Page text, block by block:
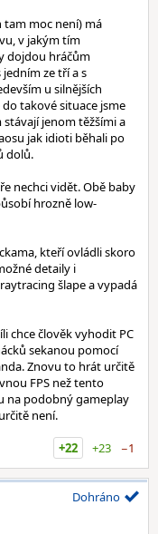
tam moc není) má
v jakým tím
dojdou hráčům
ze tří a s
u silnějších
takové situace jsme
jenom těžšími a
jak idioti běhali po
dolů.
nechci vidět. Obě baby
hrozně low-
kteří ovládli skoro
detaily i
šlape a vypadá
chce člověk vyhodit PC
sekanou pomocí
Znovu to hrát určitě
FPS než tento
na podobný gameplay
není.
+22
+23 −1
Dohráno